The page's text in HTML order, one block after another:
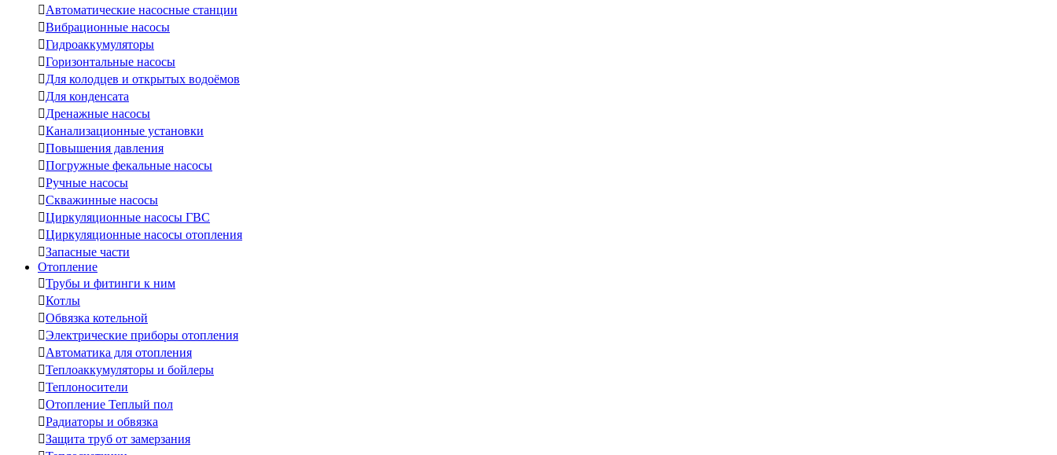
Автоматические насосные станции
Вибрационные насосы
Гидроаккумуляторы
Горизонтальные насосы
Для колодцев и открытых водоёмов
Для конденсата
Дренажные насосы
Канализационные установки
Повышения давления
Погружные фекальные насосы
Ручные насосы
Скважинные насосы
Циркуляционные насосы ГВС
Циркуляционные насосы отопления
Запасные части
Отопление
Трубы и фитинги к ним
Котлы
Обвязка котельной
Электрические приборы отопления
Автоматика для отопления
Теплоаккумуляторы и бойлеры
Теплоносители
Отопление Теплый пол
Радиаторы и обвязка
Защита труб от замерзания